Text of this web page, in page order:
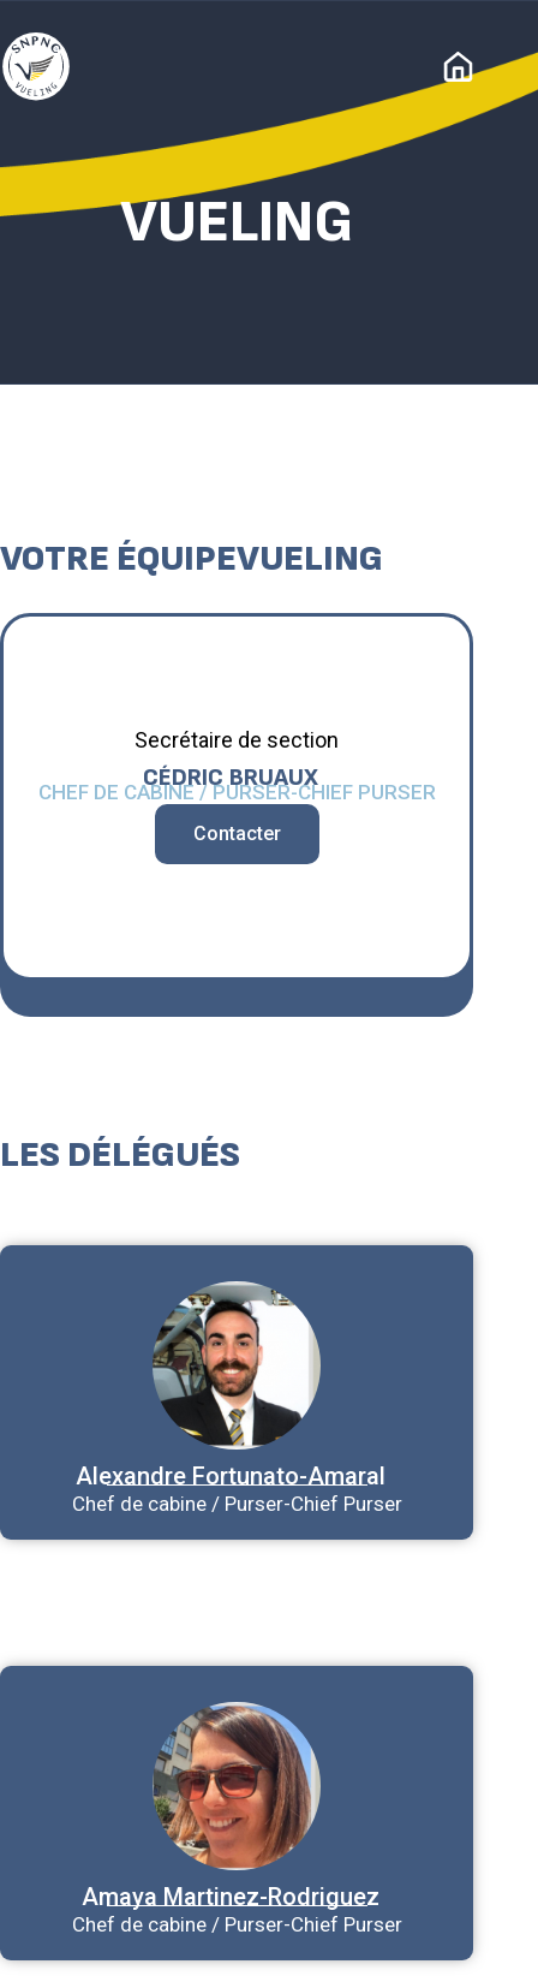
VUELING
VOTRE ÉQUIPEVUELING
Secrétaire de section
CÉDRIC BRUAUX
CHEF DE CABINE / PURSER-CHIEF PURSER
Contacter
LES DÉLÉGUÉS
Alexandre Fortunato-Amaral
Chef de cabine / Purser-Chief Purser
Amaya Martinez-Rodriguez
Chef de cabine / Purser-Chief Purser